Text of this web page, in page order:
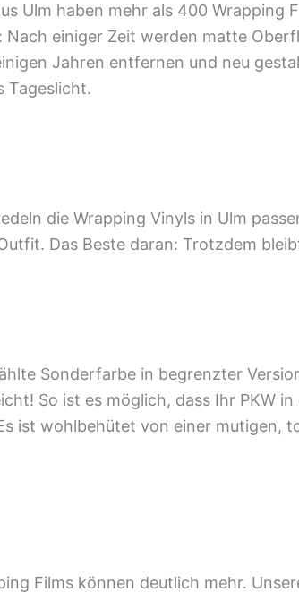
Ulm haben mehr als 400 Wrapping
einiger Zeit werden matte
Jahren entfernen und neu
Tageslicht.
die Wrapping Vinyls in Ulm
Das Beste daran: Trotzdem
Sonderfarbe in begrenzter
So ist es möglich, dass Ihr PKW
ist wohlbehütet von einer mutigen,
Films können deutlich mehr.